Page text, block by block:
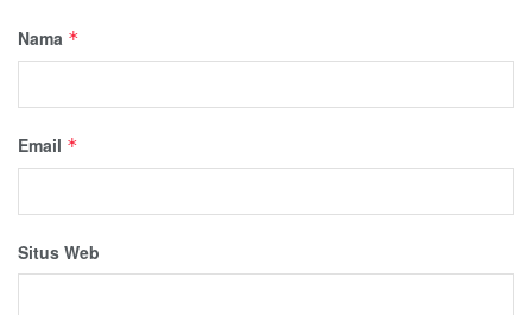
Nama *
Email *
Situs Web